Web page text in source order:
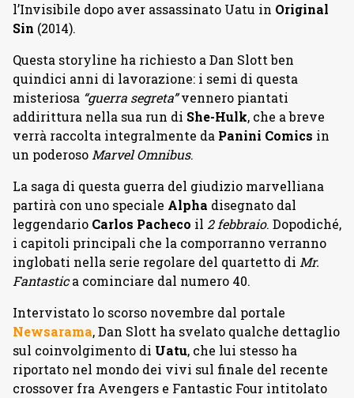
l’Invisibile dopo aver assassinato Uatu in Original
Sin (2014).
Questa storyline ha richiesto a Dan Slott ben
quindici anni di lavorazione: i semi di questa
misteriosa “guerra segreta”vennero piantati
addirittura nella sua run di She-Hulk, che a breve
verrà raccolta integralmente da Panini Comics in
un poderosoMarvel Omnibus.
La saga di questa guerra del giudizio marvelliana
partirà con uno speciale Alpha disegnato dal
leggendario Carlos Pacheco il 2 febbraio. Dopodiché,
i capitoli principali che la comporranno verranno
inglobati nella serie regolare del quartetto di Mr.
Fantastica cominciare dal numero 40.
Intervistato lo scorso novembre dal portale
Newsarama, Dan Slott ha svelato qualche dettaglio
sul coinvolgimento di Uatu, che lui stesso ha
riportato nel mondo dei vivi sul finale del recente
crossover fra Avengers e Fantastic Four intitolato